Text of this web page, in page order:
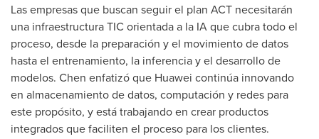
Las empresas que buscan seguir el plan ACT necesitarán
una infraestructura TIC orientada a la IA que cubra todo el
proceso, desde la preparación y el movimiento de datos
hasta el entrenamiento, la inferencia y el desarrollo de
modelos. Chen enfatizó que Huawei continúa innovando
en almacenamiento de datos, computación y redes para
este propósito, y está trabajando en crear productos
integrados que faciliten el proceso para los clientes.